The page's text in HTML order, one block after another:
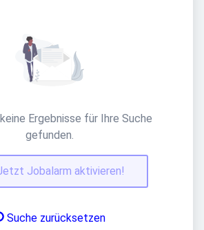
Ergebnisse für Ihre Suche
gefunden.
Jobalarm aktivieren!
Suche zurücksetzen